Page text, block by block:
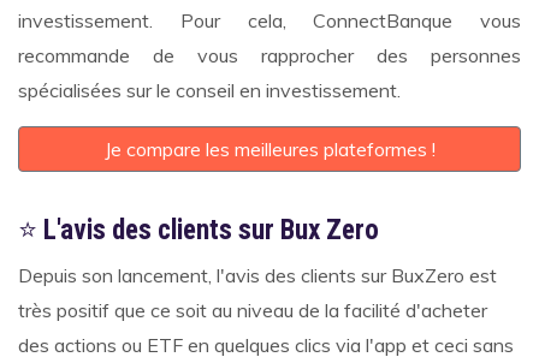
investissement. Pour cela, ConnectBanque vous
recommande de vous rapprocher des personnes
spécialisées sur le conseil en investissement.
Je compare les meilleures plateformes !
⭐ L'avis des clients sur Bux Zero
Depuis son lancement, l'avis des clients sur BuxZero est
très positif que ce soit au niveau de la facilité d'acheter
des actions ou ETF en quelques clics via l'app et ceci sans